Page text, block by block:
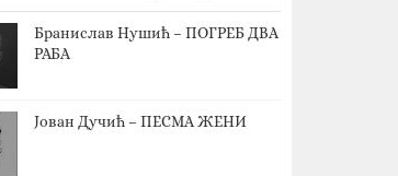
Бранислав Нушић – ПОГРЕБ ДВА
РАБА
Јован Дучић – ПЕСМА ЖЕНИ